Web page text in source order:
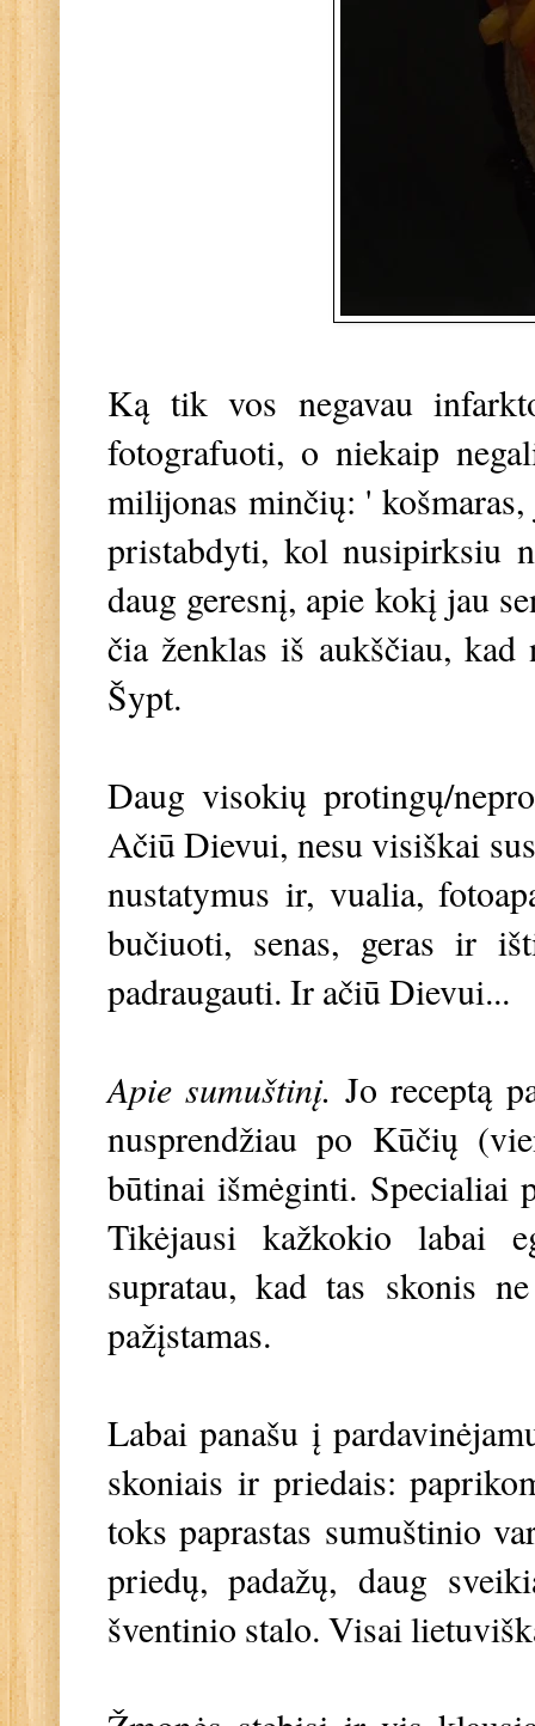
Ką tik vos negavau
fotografuoti, o niekaip
milijonas minčių: '
pristabdyti, kol nusipirksiu
daug geresnį, apie kokį jau
čia ženklas iš aukščiau,
Šypt.
Daug visokių protingų/
Ačiū Dievui, nesu visiškai
nustatymus ir, vualia,
bučiuoti, senas, geras ir
padraugauti. Ir ačiū Dievui...
Apie sumuštinį. Jo receptą
nusprendžiau po Kūčių
būtinai išmėginti. Specialiai
Tikėjausi kažkokio labai
supratau, kad tas skonis
pažįstamas.
Labai panašu į
skoniais ir priedais:
toks paprastas sumuštinio
priedų, padažų, daug
šventinio stalo. Visai